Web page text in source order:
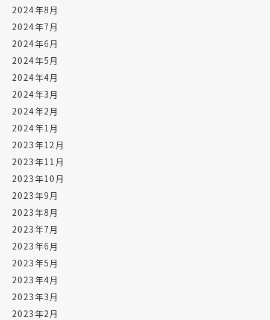
2024年8月
2024年7月
2024年6月
2024年5月
2024年4月
2024年3月
2024年2月
2024年1月
2023年12月
2023年11月
2023年10月
2023年9月
2023年8月
2023年7月
2023年6月
2023年5月
2023年4月
2023年3月
2023年2月